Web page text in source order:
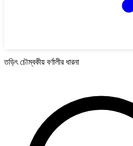
তড়িৎ চৌম্বকীয় বর্ণালীর ধারনা